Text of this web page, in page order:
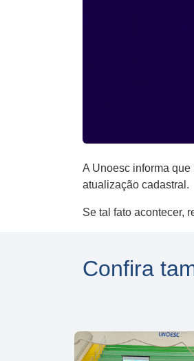
A Unoesc informa
atualização cadastral.
Se tal fato acontecer,
Confira